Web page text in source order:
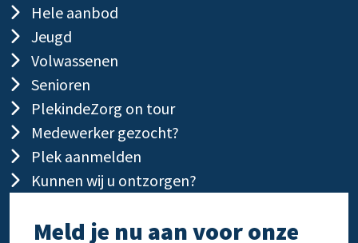
Hele aanbod
Jeugd
Volwassenen
Senioren
PlekindeZorg on tour
Medewerker gezocht?
Plek aanmelden
Kunnen wij u ontzorgen?
Meld je nu aan voor onze